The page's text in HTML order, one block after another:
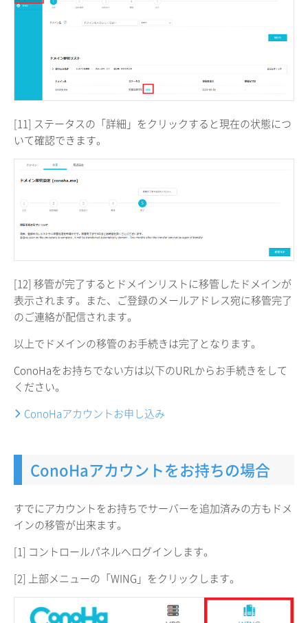
[11] ステータスの「詳細」をクリックすると現在の状態につ
いて確認できます。
[12] 移管が完了するとドメインリストに移管したドメインが
表示されます。また、ご登録のメールアドレス宛に移管完了
のご連絡が配信されます。
以上でドメインの移管のお手続きは完了となります。
ConoHaをお持ちでない方は以下のURLからお手続きをして
ください。
ConoHaアカウントお申し込み
ConoHaアカウントをお持ちの場合
すでにアカウントをお持ちでサーバーを追加済みの方もドメ
インの移管が出来ます。
[1] コントロールパネルへログインします。
[2] 上部メニューの「WING」をクリックします。